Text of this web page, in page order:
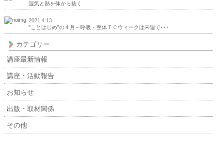
湿気と熱を体から抜く
2021.4.13
"ことはじめ”の４月～呼吸・整体ＴＣウィークは来週で･･･
カテゴリー
講座最新情報
講座・活動報告
お知らせ
出版・取材関係
その他